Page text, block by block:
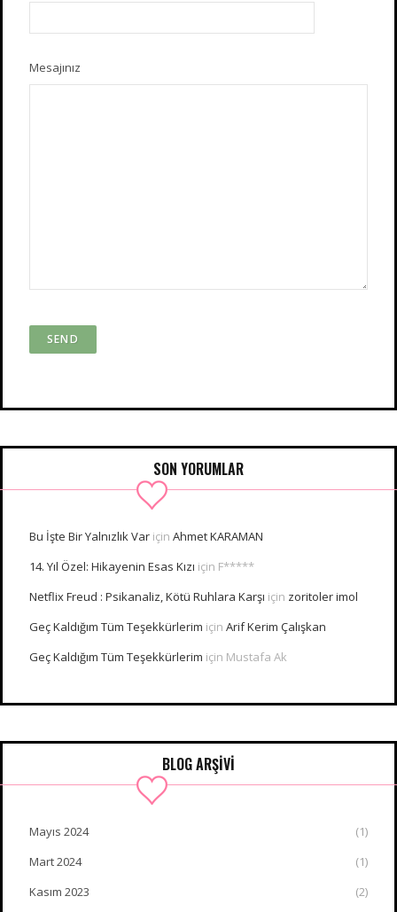
Mesajınız
SON YORUMLAR
Bu İşte Bir Yalnızlık Var için Ahmet KARAMAN
14. Yıl Özel: Hikayenin Esas Kızı için F*****
Netflix Freud : Psikanaliz, Kötü Ruhlara Karşı için zoritoler imol
Geç Kaldığım Tüm Teşekkürlerim için Arif Kerim Çalışkan
Geç Kaldığım Tüm Teşekkürlerim için Mustafa Ak
BLOG ARŞİVİ
Mayıs 2024
(1)
Mart 2024
(1)
Kasım 2023
(2)